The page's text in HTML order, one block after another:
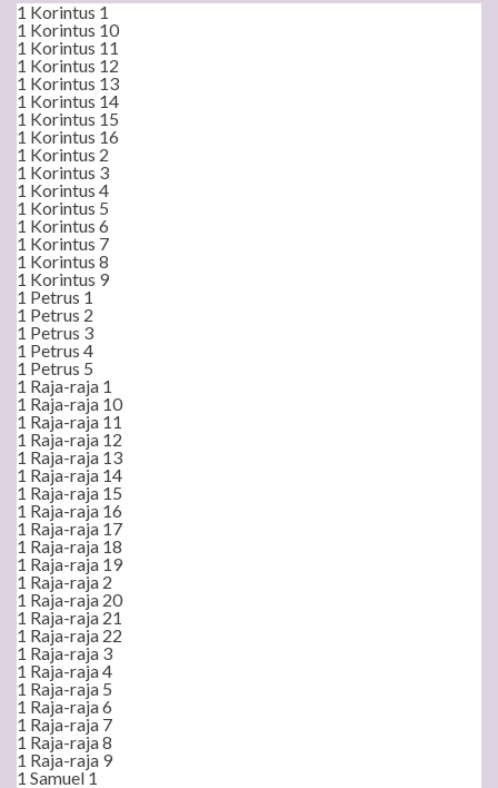
1 Korintus 1
1 Korintus 10
1 Korintus 11
1 Korintus 12
1 Korintus 13
1 Korintus 14
1 Korintus 15
1 Korintus 16
1 Korintus 2
1 Korintus 3
1 Korintus 4
1 Korintus 5
1 Korintus 6
1 Korintus 7
1 Korintus 8
1 Korintus 9
1 Petrus 1
1 Petrus 2
1 Petrus 3
1 Petrus 4
1 Petrus 5
1 Raja-raja 1
1 Raja-raja 10
1 Raja-raja 11
1 Raja-raja 12
1 Raja-raja 13
1 Raja-raja 14
1 Raja-raja 15
1 Raja-raja 16
1 Raja-raja 17
1 Raja-raja 18
1 Raja-raja 19
1 Raja-raja 2
1 Raja-raja 20
1 Raja-raja 21
1 Raja-raja 22
1 Raja-raja 3
1 Raja-raja 4
1 Raja-raja 5
1 Raja-raja 6
1 Raja-raja 7
1 Raja-raja 8
1 Raja-raja 9
1 Samuel 1